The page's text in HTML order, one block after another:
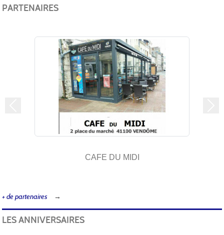
PARTENAIRES
+ de partenaires
LES ANNIVERSAIRES